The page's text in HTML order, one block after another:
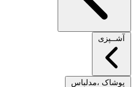
آشــپزی
پوشاک ،مدلباس